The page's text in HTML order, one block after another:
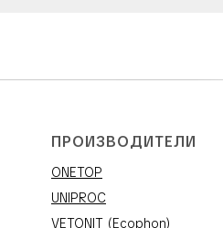
ПРОИЗВОДИТЕЛИ
ONETOP
UNIPROC
VETONIT (Ecophon)